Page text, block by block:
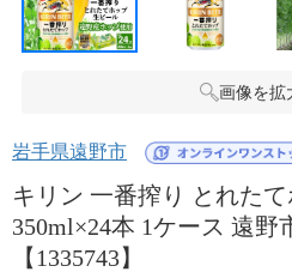
画像を拡
岩手県遠野市
キリン 一番搾り とれた
350ml×24本 1ケース 遠野
【1335743】